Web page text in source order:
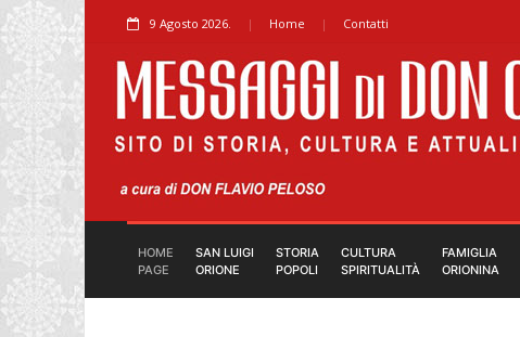
9 Agosto 2026. Home Contatti
HOME
PAGE
SAN LUIGI
ORIONE
STORIA
POPOLI
CULTURA
SPIRITUALITÀ
FAMIGLIA
ORIONINA